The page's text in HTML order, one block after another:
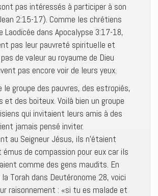
pas intéressés à participer à son
2:15-17). Comme les chrétiens
Laodicée dans Apocalypse 3:17-18,
pas leur pauvreté spirituelle et
de valeur au royaume de Dieu
pas encore voir de leurs yeux.
le groupe des pauvres, des estropiés,
et des boiteux. Voilà bien un groupe
qui invitaient leurs amis à des
jamais pensé inviter.
au Seigneur Jésus, ils n’étaient
émus de compassion pour eux car ils
comme des gens maudits. En
Torah dans Deutéronome 28, voici
raisonnement : «si tu es malade et